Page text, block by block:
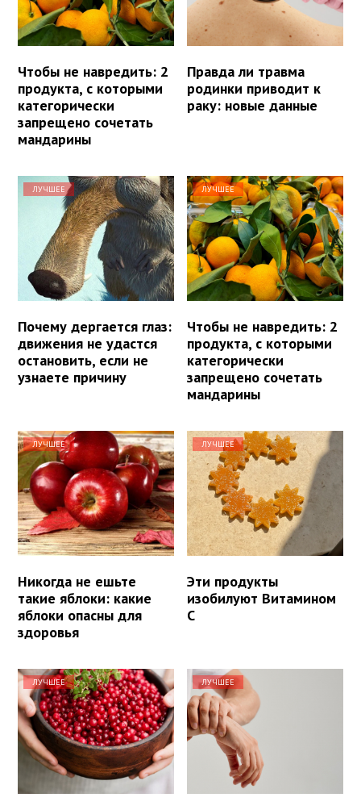
Чтобы не навредить: 2
продукта, с которыми
категорически
запрещено сочетать
мандарины
Правда ли травма
родинки приводит к
раку: новые данные
ЛУЧШЕЕ
Почему дергается глаз:
движения не удастся
остановить, если не
узнаете причину
ЛУЧШЕЕ
Чтобы не навредить: 2
продукта, с которыми
категорически
запрещено сочетать
мандарины
ЛУЧШЕЕ
Никогда не ешьте
такие яблоки: какие
яблоки опасны для
здоровья
ЛУЧШЕЕ
Эти продукты
изобилуют Витамином
С
ЛУЧШЕЕ ЛУЧШЕЕ